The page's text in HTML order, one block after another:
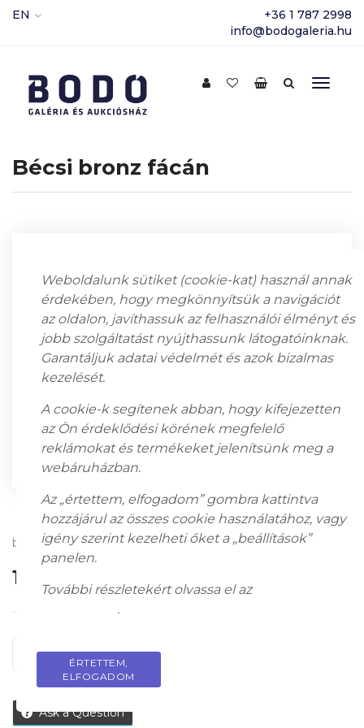
EN
+36 1 787 2998
info@bodogaleria.hu
Bécsi bronz fácán
bronze; 23 x 9 x 4 cm; jelzés nélkül
130 000
Ask a Question
Weboldalunk sütiket (cookie-kat) használ annak
érdekében, hogy megkönnyítsük a navigációt
az oldalon, javíthassuk az felhasználói élményt és
jobb szolgáltatást nyújthassunk látogatóinknak.
Garantáljuk adatai védelmét és azok bizalmas
kezelését.
A cookie-k segítenek abban, hogy kifejezetten
az Ön érdeklődési körének megfelelő
reklámokat és termékeket jelenítsünk meg a
webáruházban.
Az „értettem, elfogadom” gombra kattintva
hozzájárul az összes cookie használatához, vagy
igény szerint kezelheti őket a „beállítások”
panelen.
További részletekért olvassa el az
.
ÉRTETTEM,
ELFOGADOM